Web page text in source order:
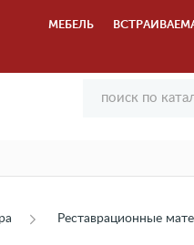
МЕБЕЛЬ
Реставрационные